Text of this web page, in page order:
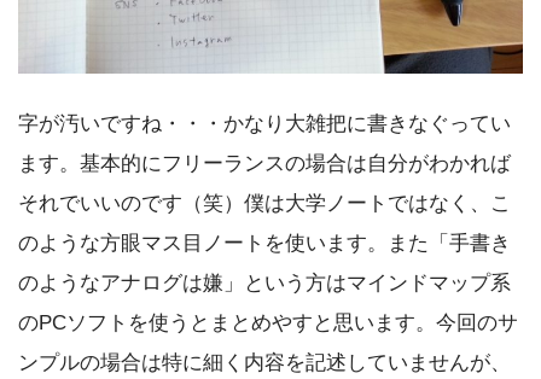
字が汚いですね・・・かなり大雑把に書きなぐってい
ます。基本的にフリーランスの場合は自分がわかれば
それでいいのです（笑）僕は大学ノートではなく、こ
のような方眼マス目ノートを使います。また「手書き
のようなアナログは嫌」という方はマインドマップ系
のPCソフトを使うとまとめやすと思います。今回のサ
ンプルの場合は特に細く内容を記述していませんが、